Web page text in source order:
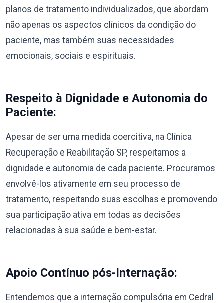
planos de tratamento individualizados, que abordam
não apenas os aspectos clínicos da condição do
paciente, mas também suas necessidades
emocionais, sociais e espirituais.
Respeito à Dignidade e Autonomia do
Paciente:
Apesar de ser uma medida coercitiva, na Clínica
Recuperação e Reabilitação SP, respeitamos a
dignidade e autonomia de cada paciente. Procuramos
envolvê-los ativamente em seu processo de
tratamento, respeitando suas escolhas e promovendo
sua participação ativa em todas as decisões
relacionadas à sua saúde e bem-estar.
Apoio Contínuo pós-Internação:
Entendemos que a internação compulsória em Cedral